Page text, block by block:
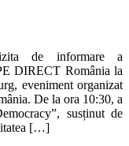
de informare a
DIRECT România la
eveniment organizat
De la ora 10:30, a
susținut de
[…]